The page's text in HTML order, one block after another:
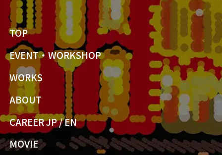
TOP
EVENT・WORKSHOP
WORKS
ABOUT
CAREER JP/EN
MOVIE